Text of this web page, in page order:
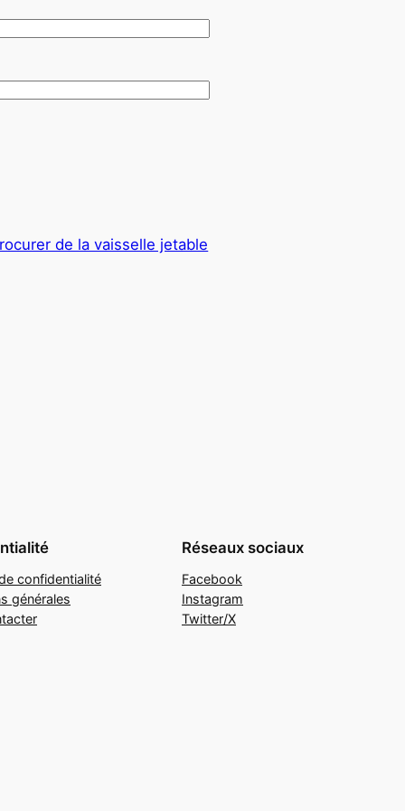
de la vaisselle jetable
confidentialité
générales
Réseaux sociaux
Facebook
Instagram
Twitter/X